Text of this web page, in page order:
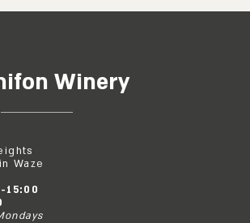
Winery
Waze
15:00